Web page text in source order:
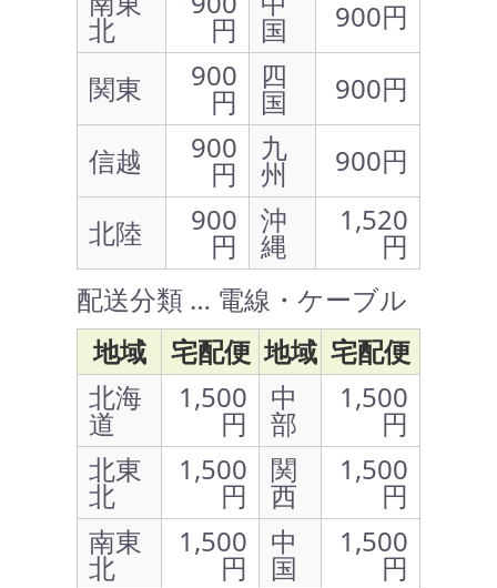
北 円 国
900円
関東
900
円
四
国
900円
信越
900
円
九
州
900円
北陸
900
円
沖
縄
1,520
円
配送分類 … 電線・ケーブル
地域
宅配便 地域 宅配便
北海
道
1,500
円
中
部
1,500
円
北東
北
1,500
円
関
西
1,500
円
南東
北
1,500
円
中
国
1,500
円